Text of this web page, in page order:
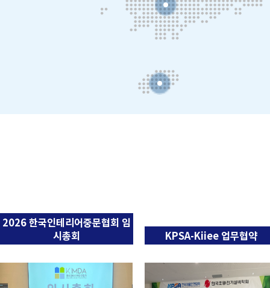
2026 한국인테리어중문협회 임
시총회
KPSA-Kiiee 업무협약